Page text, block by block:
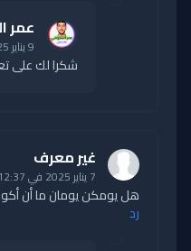
عمر
9 يناير 2025 في 3:05 م
شكرا لك على
غير معرف
7 يناير 2025 في 12:37 ص
هل يومكن يومان ما أن
رد